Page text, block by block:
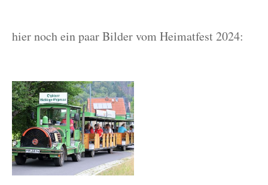
hier noch ein paar Bilder vom Heimatfest 2024: